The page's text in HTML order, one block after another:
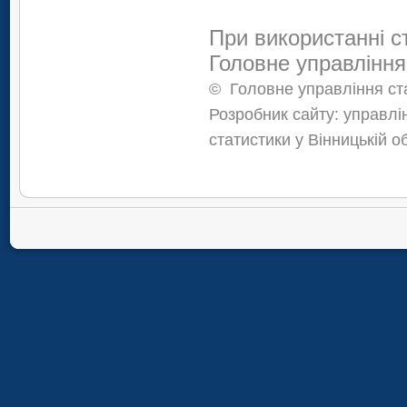
При використанні
Головне
© Головне управління
Розробник сайту:
статистики у Вінницькій